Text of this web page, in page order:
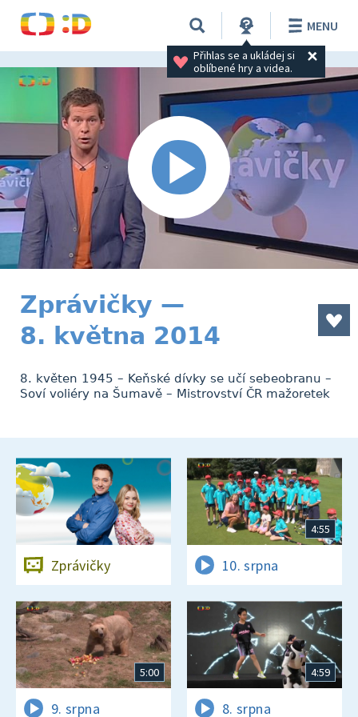
Přihlas se a ukládej si
oblíbené hry a videa.
MENU
Zprávičky —
8. května 2014
8. květen 1945 – Keňské dívky se učí sebeobranu –
Soví voliéry na Šumavě – Mistrovství ČR mažoretek
Zprávičky
4:55
10. srpna
5:00
9. srpna
4:59
8. srpna